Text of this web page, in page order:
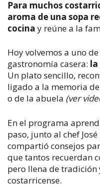
Para muchos
aroma de una sopa
cocina y reúne a la
Hoy volvemos a uno
gastronomía casera:
Un plato sencillo,
ligado a la memoria
o de la abuela (ver
En el programa
paso, junto al chef
compartió consejos
que tantos recuerdan
pero llena de tradición
costarricense.